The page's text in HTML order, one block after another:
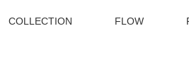
COLLECTION FLOW